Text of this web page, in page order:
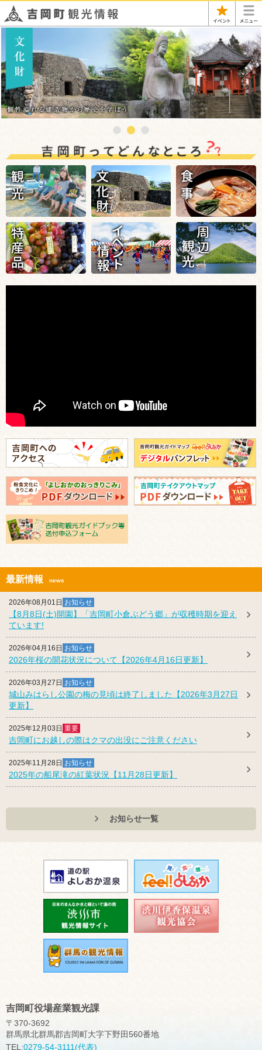
イベ
最新情報 news
2026年08月01日 お知らせ
【8月8日(土)開園】「吉岡町小倉ぶどう郷」が収穫時期を迎え
ています!
2026年04月16日 お知らせ
2026年桜の開花状況について【2026年4月16日更新】
2026年03月27日 お知らせ
城山みはらし公園の梅の見頃は終了しました【2026年3月27日
更新】
2025年12月03日 重要
吉岡町にお越しの際はクマの出没にご注意ください
2025年11月28日 お知らせ
2025年の船尾滝の紅葉状況【11月28日更新】
お知らせ一覧
吉岡町役場産業観光課
〒370-3692
群馬県北群馬郡吉岡町大字下野田560番地
TEL:0279-54-3111(代表)